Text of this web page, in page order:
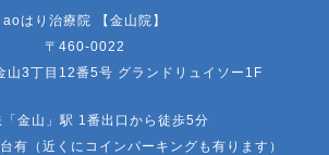
aoはり治療院 【金山院】
〒460-0022
山3丁目12番5号 グランドリュイソー1F
「金山」駅 1番出口から徒歩5分
有（近くにコインパーキングも有ります）